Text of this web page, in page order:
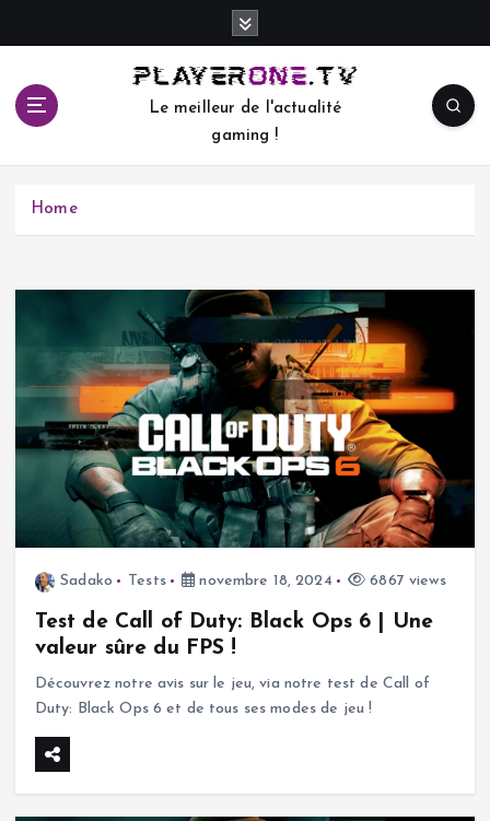
c
Le meilleur de l'actualité
gaming !
Home
Sadako Tests novembre 18, 2024 6867 views
Test de Call of Duty: Black Ops 6 | Une
valeur sûre du FPS !
Découvrez notre avis sur le jeu, via notre test de Call of
Duty: Black Ops 6 et de tous ses modes de jeu !